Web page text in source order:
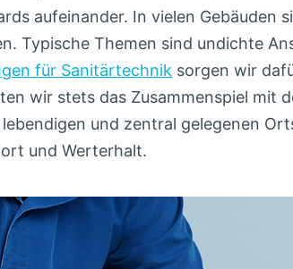
aufeinander. In vielen
Typische Themen sind undichte
für Sanitärtechnik sorgen wir
wir stets das Zusammenspiel mit
und zentral gelegenen
und Werterhalt.